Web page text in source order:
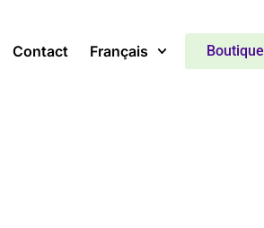
Contact Français Boutique